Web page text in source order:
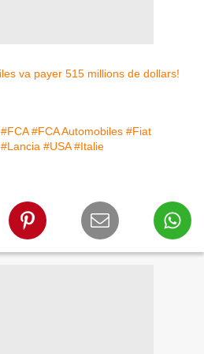
#FCA #FCA Automobiles #Fiat
#Lancia #USA #Italie